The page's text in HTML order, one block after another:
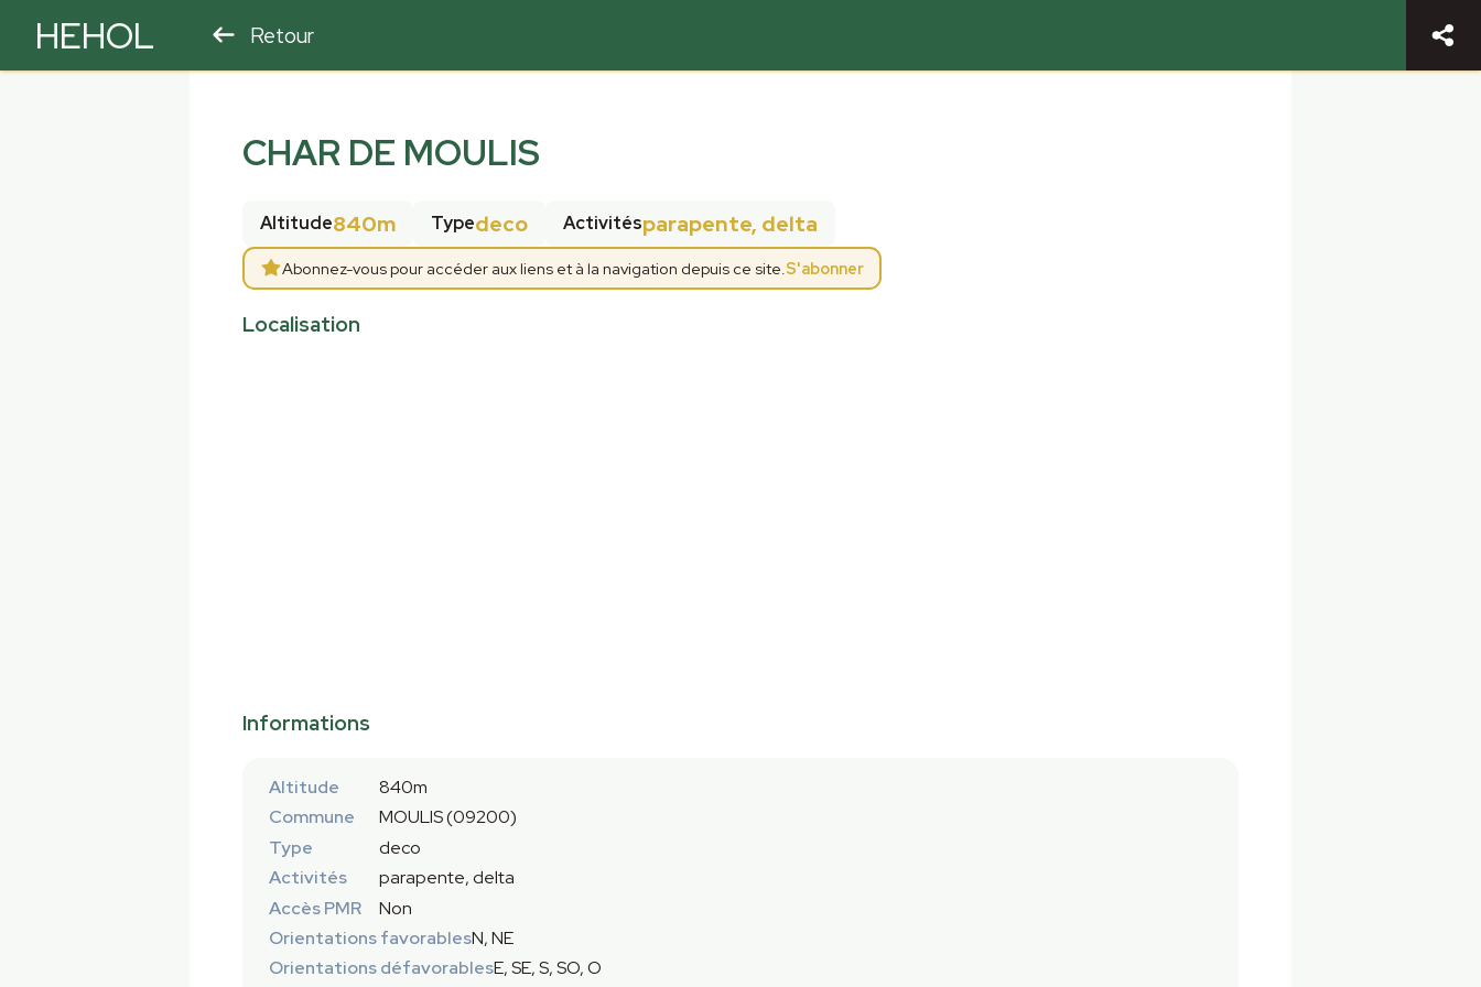
HEHOL Retour
CHAR DE MOULIS
Altitude840m Typedeco Activitésparapente, delta
Abonnez-vous pour accéder aux liens et à la navigation depuis ce site.S'abonner
Localisation
Informations
Altitude
840m
Commune
MOULIS (09200)
Type
deco
Activités
parapente, delta
Accès PMR
Non
Orientations favorablesN, NE
Orientations défavorablesE, SE, S, SO, O